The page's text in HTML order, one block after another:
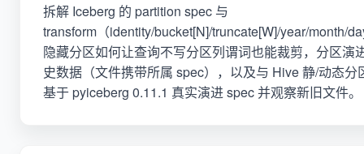
拆解 Iceberg 的 partition spec 与
transform（identity/bucket[N]/truncate[W]/year/month/
隐藏分区如何让查询不写分区列谓词也能裁剪，分区演
史数据（文件携带所属 spec），以及与 Hive 静/动态分
基于 pyiceberg 0.11.1 真实演进 spec 并观察新旧文件。